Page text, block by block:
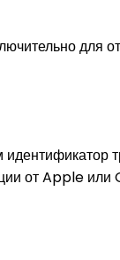
для
от Apple